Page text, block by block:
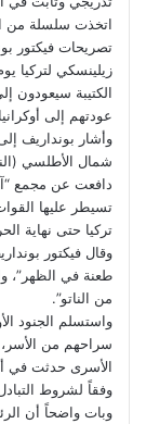
اتخذت سلسلة من
تصريحات فيكتور
الكتيبة سيعودون
عودتهم إلى
وأشار بونداريف
شمال الأطلسي
دافعت عن مجمع
تسيطر عليها
تركيا حتى نهاية
وقال فيكتور
طعنة في الظهر”،
من الناتو”.
واستسلم الجنود
سراحهم من الأسر،
الأسرى حدثت في
وفقاً لشروط
وبات واضحاً أن